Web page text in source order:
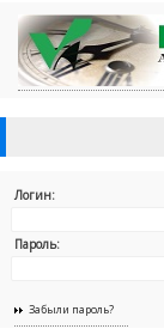
Логин:
Пароль:
Забыли пароль?